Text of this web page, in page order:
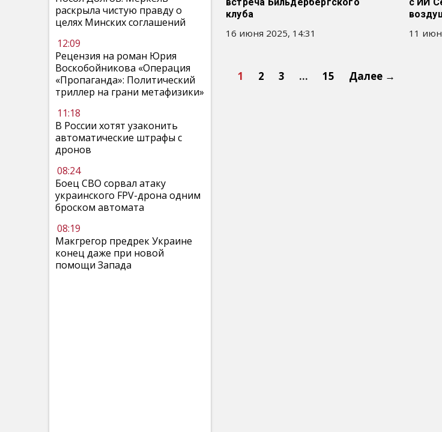
раскрыла чистую правду о
целях Минских соглашений
12:09
Рецензия на роман Юрия
Воскобойникова «Операция
«Пропаганда»: Политический
триллер на грани метафизики»
11:18
В России хотят узаконить
автоматические штрафы с
дронов
08:24
Боец СВО сорвал атаку
украинского FPV-дрона одним
броском автомата
08:19
Макгрегор предрек Украине
конец даже при новой
помощи Запада
клуба
16 июня 2025, 14:31 11
1 2 3 … 15 Далее →